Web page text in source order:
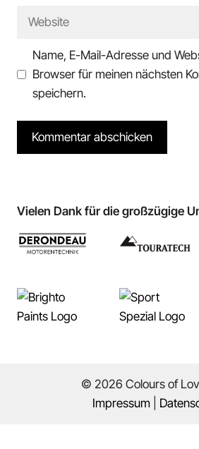
Website
Name, E-Mail-Adresse und
Browser für meinen nächsten
speichern.
t
r
a
t
i
Vielen Dank für die großzügige
© 2026 Colours of
Impressum